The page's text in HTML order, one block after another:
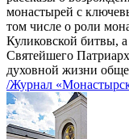
монастырей с
том числе о роли
Куликовской битвы,
Святейшего
духовной жизни
/Журнал